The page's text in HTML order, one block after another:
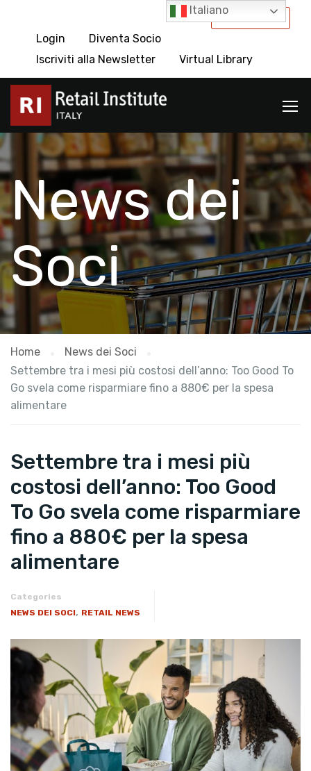
International
Login
Diventa Socio
Iscriviti alla Newsletter
Virtual Library
News dei
Soci
Home
News dei Soci
Settembre tra i mesi più costosi dell’anno: Too Good To
Go svela come risparmiare fino a 880€ per la spesa
alimentare
Settembre tra i mesi più
costosi dell’anno: Too Good
To Go svela come risparmiare
fino a 880€ per la spesa
alimentare
Categories
NEWS DEI SOCI, RETAIL NEWS
Italiano